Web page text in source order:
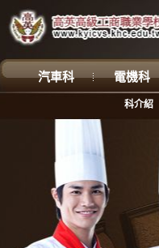
汽車科 電機科
科介紹